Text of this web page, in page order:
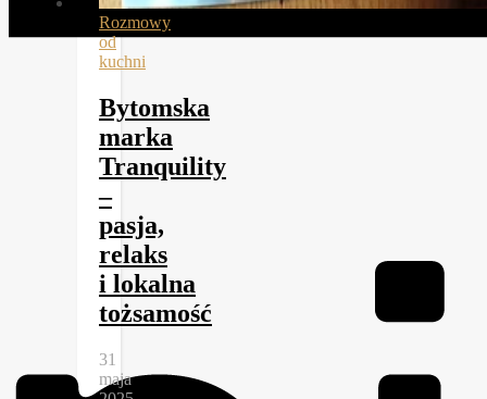
Rozmowy
od
kuchni
Bytomska
marka
Tranquility
–
pasja,
relaks
i lokalna
tożsamość
31
maja